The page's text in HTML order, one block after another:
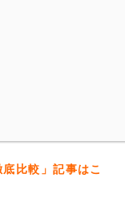
比較」記事はこ